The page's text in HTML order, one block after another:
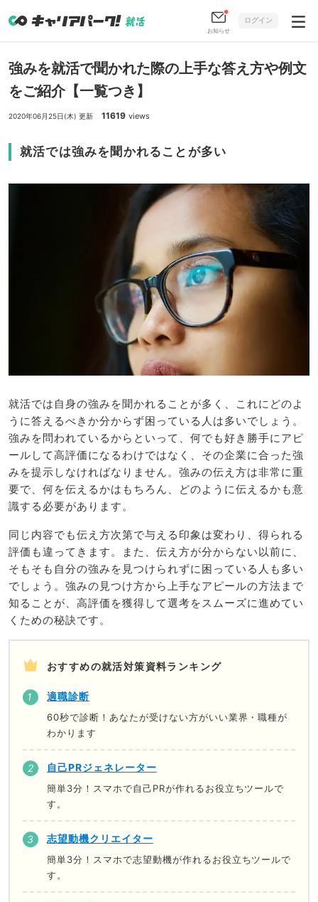
お知らせ
ログイン
強みを就活で聞かれた際の上手な答え方や例文
をご紹介【一覧つき】
2020年06月25日(木) 更新 11619 views
就活では強みを聞かれることが多い
就活では自身の強みを聞かれることが多く、これにどのよ
うに答えるべきか分からず困っている人は多いでしょう。
強みを問われているからといって、何でも好き勝手にアピ
ールして高評価になるわけではなく、その企業に合った強
みを提示しなければなりません。強みの伝え方は非常に重
要で、何を伝えるかはもちろん、どのように伝えるかも意
識する必要があります。
同じ内容でも伝え方次第で与える印象は変わり、得られる
評価も違ってきます。また、伝え方が分からない以前に、
そもそも自分の強みを見つけられずに困っている人も多い
でしょう。強みの見つけ方から上手なアピールの方法まで
知ることが、高評価を獲得して選考をスムーズに進めてい
くための秘訣です。
おすすめの就活対策資料ランキング
適職診断
60秒で診断！あなたが受けない方がいい業界・職種が
わかります
自己PRジェネレーター
簡単3分！スマホで自己PRが作れるお役立ちツールで
す。
志望動機クリエイター
簡単3分！スマホで志望動機が作れるお役立ちツールで
す。